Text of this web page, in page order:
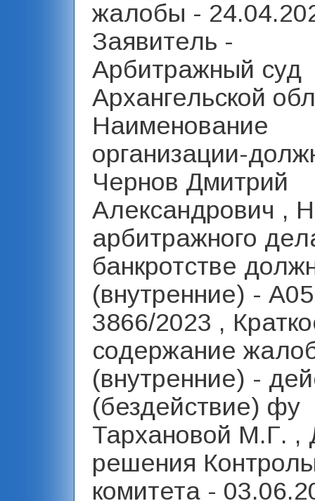
жалобы -
Заявитель -
Арбитражный суд
Архангельской
Наименование
организации-
Чернов Дмитрий
Александрович ,
арбитражного
банкротстве
(внутренние) -
3866/2023 ,
содержание
(внутренние) -
(бездействие) фу
Тархановой М.Г. ,
решения
комитета -